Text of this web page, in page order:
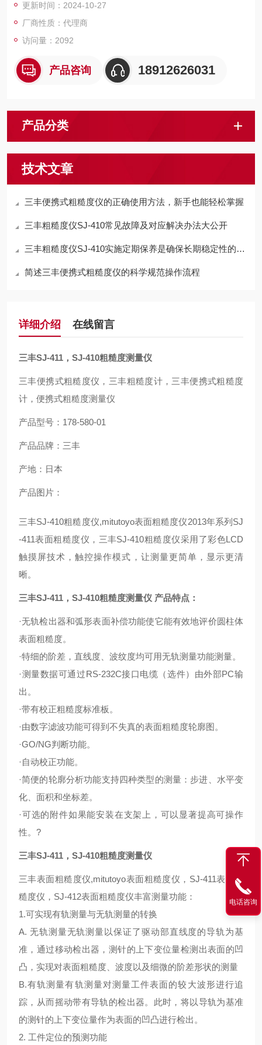
4.带有校正粗糙度标准板。
更新时间：2024-10-27
厂商性质：代理商
访问量：2092
产品咨询 18912626031
产品分类
技术文章
三丰便携式粗糙度仪的正确使用方法，新手也能轻松掌握
三丰粗糙度仪SJ-410常见故障及对应解决办法大公开
三丰粗糙度仪SJ-410实施定期保养是确保长期稳定性的关键
简述三丰便携式粗糙度仪的科学规范操作流程
详细介绍 在线留言
三丰SJ-411，SJ-410粗糙度测量仪
三丰便携式粗糙度仪，三丰粗糙度计，三丰便携式粗糙度
计，便携式粗糙度测量仪
产品型号：178-580-01
产品品牌：三丰
产地：日本
产品图片：
三丰SJ-410粗糙度仪,mitutoyo表面粗糙度仪2013年系列SJ
-411表面粗糙度仪，三丰SJ-410粗糙度仪采用了彩色LCD
触摸屏技术，触控操作模式，让测量更简单，显示更清
晰。
三丰SJ-411，SJ-410粗糙度测量仪 产品特点：
·无轨检出器和弧形表面补偿功能使它能有效地评价圆柱体
表面粗糙度。
·特细的阶差，直线度、波纹度均可用无轨测量功能测量。
·测量数据可通过RS-232C接口电缆（选件）由外部PC输
出。
·带有校正粗糙度标准板。
·由数字滤波功能可得到不失真的表面粗糙度轮廓图。
·GO/NG判断功能。
·自动校正功能。
·简便的轮廓分析功能支持四种类型的测量：步进、水平变
化、面积和坐标差。
·可选的附件如果能安装在支架上，可以显著提高可操作
性。?
三丰SJ-411，SJ-410粗糙度测量仪
三丰表面粗糙度仪,mitutoyo表面粗糙度仪，SJ-411表面粗
糙度仪，SJ-412表面粗糙度仪丰富测量功能：
1.可实现有轨测量与无轨测量的转换
A. 无轨测量无轨测量以保证了驱动部直线度的导轨为基
准，通过移动检出器，测针的上下变位量检测出表面的凹
凸，实现对表面粗糙度、波度以及细微的阶差形状的测量
B.有轨测量有轨测量对测量工件表面的较大波形进行追
踪，从而摇动带有导轨的检出器。此时，将以导轨为基准
的测针的上下变位量作为表面的凹凸进行检出。
2. 工件定位的预测功能
电话咨询